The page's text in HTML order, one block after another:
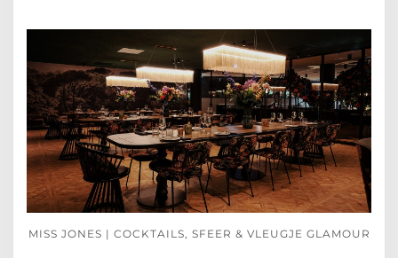
MISS JONES | COCKTAILS, SFEER & VLEUGJE GLAMOUR